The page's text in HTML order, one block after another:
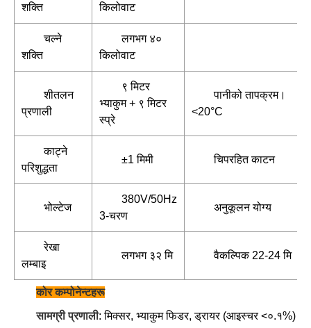
शक्ति
किलोवाट
चल्ने
शक्ति
लगभग ४०
किलोवाट
शीतलन
प्रणाली
९ मिटर
भ्याकुम + ९ मिटर
स्प्रे
पानीको तापक्रम।
<20°C
काट्ने
परिशुद्धता
±1 मिमी चिपरहित काटन
भोल्टेज
380V/50Hz
3-चरण
अनुकूलन योग्य
रेखा
लम्बाइ
लगभग ३२ मि वैकल्पिक 22-24 मि
कोर कम्पोनेन्टहरू
सामग्री प्रणाली: मिक्सर, भ्याकुम फिडर, ड्रायर (आइस्चर <०.१%)